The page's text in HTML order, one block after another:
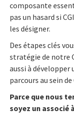
composante
pas un hasard si
les désigner.
Des étapes clés
stratégie de notre
aussi à développer
parcours au sein de
Parce que nous
soyez un associé